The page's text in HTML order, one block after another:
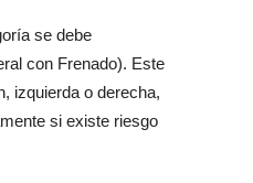
se debe
con Frenado). Este
izquierda o derecha,
si existe riesgo